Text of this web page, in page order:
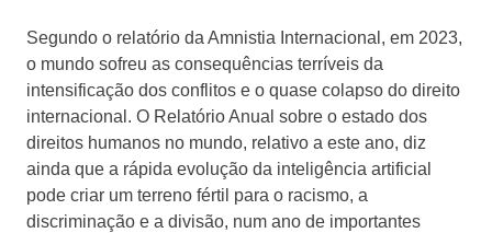
Segundo o relatório da Amnistia Internacional, em 2023,
o mundo sofreu as consequências terríveis da
intensificação dos conflitos e o quase colapso do direito
internacional. O Relatório Anual sobre o estado dos
direitos humanos no mundo, relativo a este ano, diz
ainda que a rápida evolução da inteligência artificial
pode criar um terreno fértil para o racismo, a
discriminação e a divisão, num ano de importantes